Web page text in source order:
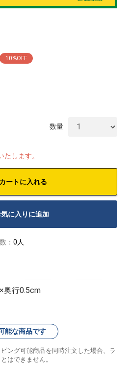
10%OFF
数量
します。
カートに入れる
気に入りに追加
： 0人
奥行0.5cm
能な商品です
ング可能商品を同時注文した場合、ラ
はできません。